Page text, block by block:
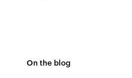
On the blog